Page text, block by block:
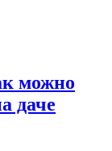
можно
даче